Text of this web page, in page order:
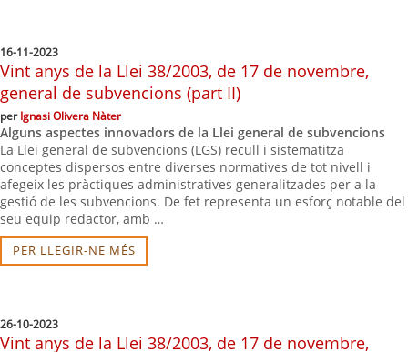
16-11-2023
Vint anys de la Llei 38/2003, de 17 de novembre,
general de subvencions (part II)
perIgnasi Olivera Nàter
Alguns aspectes innovadors de la Llei general de subvencions
La Llei general de subvencions (LGS) recull i sistematitza
conceptes dispersos entre diverses normatives de tot nivell i
afegeix les pràctiques administratives generalitzades per a la
gestió de les subvencions. De fet representa un esforç notable del
seu equip redactor, amb …
PER LLEGIR-NE MÉS
26-10-2023
Vint anys de la Llei 38/2003, de 17 de novembre,